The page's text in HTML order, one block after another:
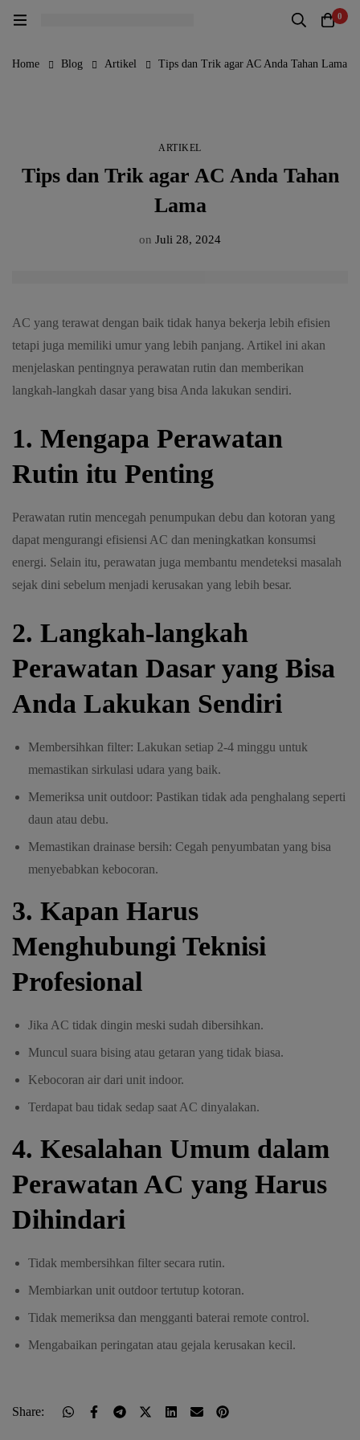
0
Home Blog Artikel Tips dan Trik agar AC Anda Tahan Lama
ARTIKEL
Tips dan Trik agar AC Anda Tahan
Lama
on Juli 28, 2024
AC yang terawat dengan baik tidak hanya bekerja lebih efisien
tetapi juga memiliki umur yang lebih panjang. Artikel ini akan
menjelaskan pentingnya perawatan rutin dan memberikan
langkah-langkah dasar yang bisa Anda lakukan sendiri.
1. Mengapa Perawatan
Rutin itu Penting
Perawatan rutin mencegah penumpukan debu dan kotoran yang
dapat mengurangi efisiensi AC dan meningkatkan konsumsi
energi. Selain itu, perawatan juga membantu mendeteksi masalah
sejak dini sebelum menjadi kerusakan yang lebih besar.
2. Langkah-langkah
Perawatan Dasar yang Bisa
Anda Lakukan Sendiri
Membersihkan filter: Lakukan setiap 2-4 minggu untuk
memastikan sirkulasi udara yang baik.
Memeriksa unit outdoor: Pastikan tidak ada penghalang seperti
daun atau debu.
Memastikan drainase bersih: Cegah penyumbatan yang bisa
menyebabkan kebocoran.
3. Kapan Harus
Menghubungi Teknisi
Profesional
Jika AC tidak dingin meski sudah dibersihkan.
Muncul suara bising atau getaran yang tidak biasa.
Kebocoran air dari unit indoor.
Terdapat bau tidak sedap saat AC dinyalakan.
4. Kesalahan Umum dalam
Perawatan AC yang Harus
Dihindari
Tidak membersihkan filter secara rutin.
Membiarkan unit outdoor tertutup kotoran.
Tidak memeriksa dan mengganti baterai remote control.
Mengabaikan peringatan atau gejala kerusakan kecil.
Share: